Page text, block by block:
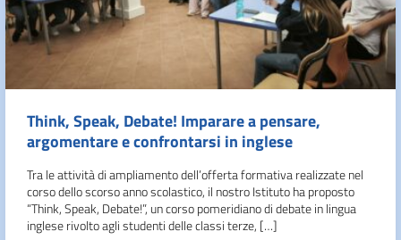
Think, Speak, Debate! Imparare a pensare,
argomentare e confrontarsi in inglese
Tra le attività di ampliamento dell’offerta formativa realizzate nel
corso dello scorso anno scolastico, il nostro Istituto ha proposto
“Think, Speak, Debate!”, un corso pomeridiano di debate in lingua
inglese rivolto agli studenti delle classi terze, […]